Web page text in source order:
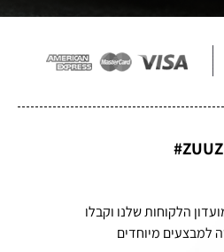
ZUUZ#
הלקוחות שלנו וקבלו
למבצעים מיוחדים